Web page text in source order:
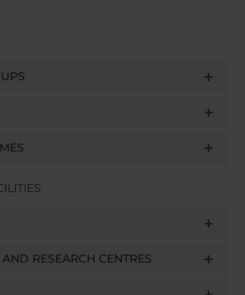
RESEARCH CENTRES